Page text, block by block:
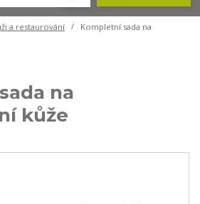
a restaurování
Kompletní sada na
na
kůže